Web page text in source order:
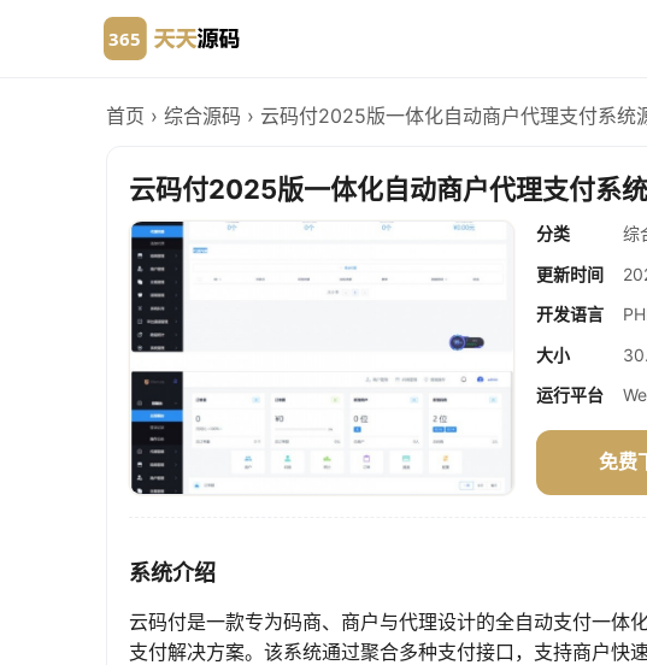
首页 › 综合源码 › 云码付2025版一体化自动商户代理支付系统
云码付2025版一体化自动商户代理支付系
分类
综
更新时间
开发语言
大小
运行平台
免费
系统介绍
云码付是一款专为码商、商户与代理设计的全自动支付一体
支付解决方案。该系统通过聚合多种支付接口，支持商户快